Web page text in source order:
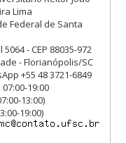
Lima
Federal de Santa
- CEP 88035-972
- Florianópolis/SC
+55 48 3721-6849
19:00
13:00)
19:00)